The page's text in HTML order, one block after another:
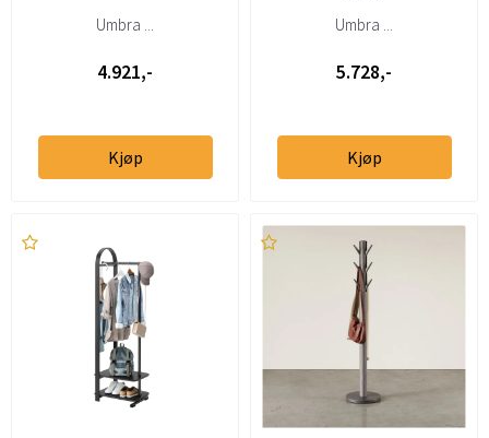
Umbra ...
4.921,-
Kjøp
Umbra ...
5.728,-
Kjøp